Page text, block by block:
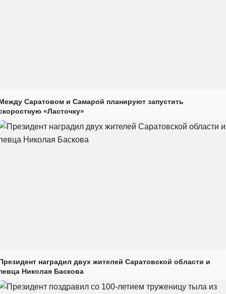
Саратовом и Самарой планируют запустить
«Ласточку»
наградил двух жителей Саратовской области и
Николая Баскова